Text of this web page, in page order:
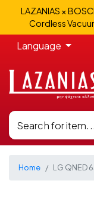
LAZANIAS ×
Cordless
Language
Home LG QNED